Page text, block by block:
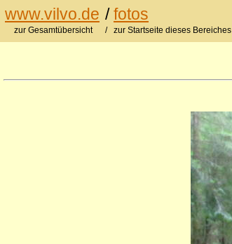
www.vilvo.de /fotos
zur Gesamtübersicht / zur Startseite dieses Bereiches